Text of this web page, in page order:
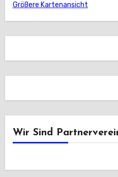
Größere Kartenansicht
Wir Sind